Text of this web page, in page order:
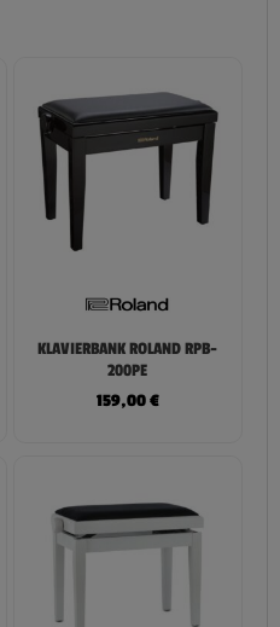
KLAVIERBANK ROLAND RPB-
200PE
159,00€